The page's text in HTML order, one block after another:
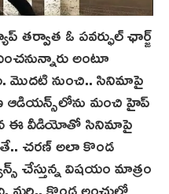
ఓ పవర్ఫుల్ ఛార్జ్
అంటూ
మొదటి నుంచి.. సినిమాపై
ఆడియన్స్‌లోను మంచి హైప్‌
ఈ వీడియోతో సినిమాపై
చరణ్ అలా కొండ
చేస్తున్న విషయం మాత్రం